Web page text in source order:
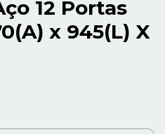
12 Portas
x 945(L) X